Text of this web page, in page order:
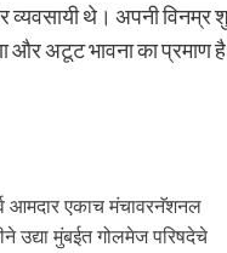
व्यवसायी थे। अपनी
और अटूट भावना का प्रमाण
आमदार एकाच मंचावरनॅशनल
उद्या मुंबईत गोलमेज परिषदेचे